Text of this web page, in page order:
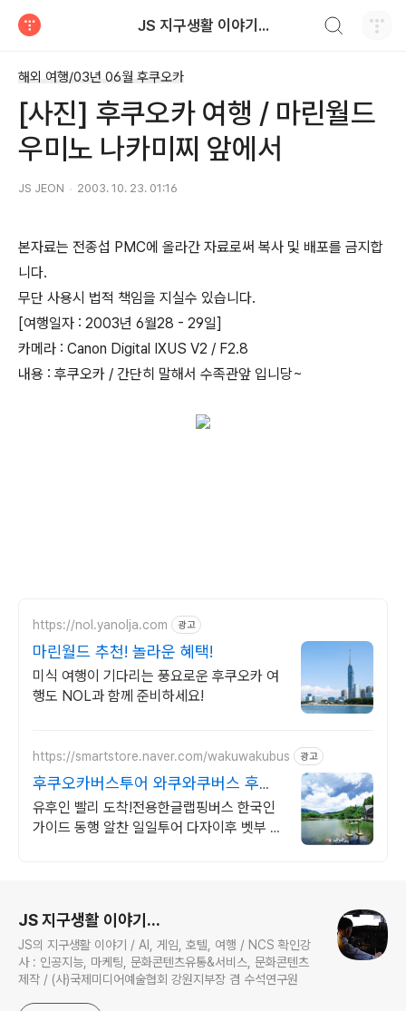
JS 지구생활 이야기...
해외 여행/03년 06월 후쿠오카
[사진] 후쿠오카 여행 / 마린월드
우미노 나카미찌 앞에서
JS JEON 2003. 10. 23. 01:16
본자료는 전종섭 PMC에 올라간 자료로써 복사 및 배포를 금지합
니다.
무단 사용시 법적 책임을 지실수 있습니다.
[여행일자 : 2003년 6월28 - 29일]
카메라 : Canon Digital IXUS V2 / F2.8
내용 : 후쿠오카 / 간단히 말해서 수족관앞 입니당~
https://nol.yanolja.com 광고
마린월드 추천! 놀라운 혜택!
미식 여행이 기다리는 풍요로운 후쿠오카 여
행도 NOL과 함께 준비하세요!
https://smartstore.naver.com/wakuwakubus 광고
후쿠오카버스투어 와쿠와쿠버스 후쿠
오카버스투어
유후인 빨리 도착!전용한글랩핑버스 한국인
가이드 동행 알찬 일일투어 다자이후 벳부 쉽
JS 지구생활 이야기...
JS의 지구생활 이야기 / AI, 게임, 호텔, 여행 / NCS 확인강
사 : 인공지능, 마케팅, 문화콘텐츠유통&서비스, 문화콘텐츠
제작 / (사)국제미디어예술협회 강원지부장 겸 수석연구원